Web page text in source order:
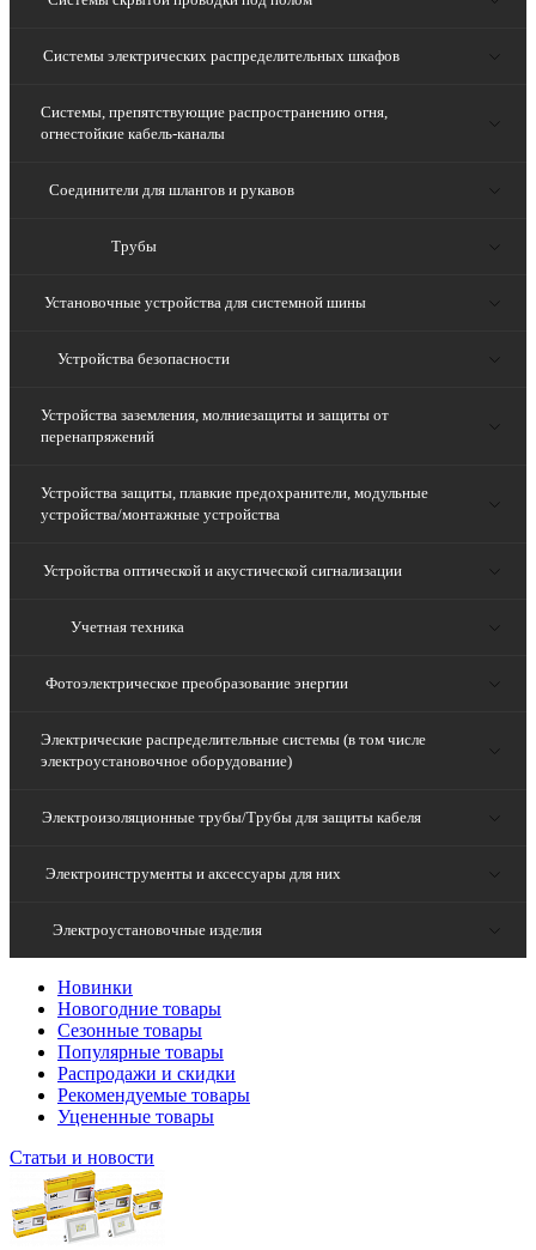
Системы электрических распределительных шкафов
Системы, препятствующие распространению огня,
огнестойкие кабель-каналы
Соединители для шлангов и рукавов
Трубы
Установочные устройства для системной шины
Устройства безопасности
Устройства заземления, молниезащиты и защиты от
перенапряжений
Устройства защиты, плавкие предохранители, модульные
устройства/монтажные устройства
Устройства оптической и акустической сигнализации
Учетная техника
Фотоэлектрическое преобразование энергии
Электрические распределительные системы (в том числе
электроустановочное оборудование)
Электроизоляционные трубы/Трубы для защиты кабеля
Электроинструменты и аксессуары для них
Электроустановочные изделия
Новинки
Новогодние товары
Сезонные товары
Популярные товары
Распродажи и скидки
Рекомендуемые товары
Уцененные товары
Статьи и новости